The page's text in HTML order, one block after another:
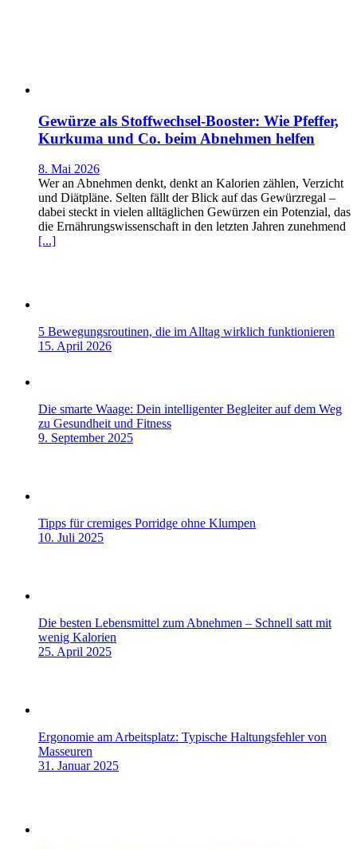
Gewürze als Stoffwechsel-Booster: Wie Pfeffer,
Kurkuma und Co. beim Abnehmen helfen
8. Mai 2026
Wer an Abnehmen denkt, denkt an Kalorien zählen, Verzicht
und Diätpläne. Selten fällt der Blick auf das Gewürzregal –
dabei steckt in vielen alltäglichen Gewürzen ein Potenzial, das
die Ernährungswissenschaft in den letzten Jahren zunehmend
[...]
5 Bewegungsroutinen, die im Alltag wirklich funktionieren
15. April 2026
Die smarte Waage: Dein intelligenter Begleiter auf dem Weg
zu Gesundheit und Fitness
9. September 2025
Tipps für cremiges Porridge ohne Klumpen
10. Juli 2025
Die besten Lebensmittel zum Abnehmen – Schnell satt mit
wenig Kalorien
25. April 2025
Ergonomie am Arbeitsplatz: Typische Haltungsfehler von
Masseuren
31. Januar 2025